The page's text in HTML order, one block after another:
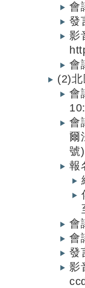
會
發
影
會
(2)北
會
會
爾
號)
報
會
會
發
影